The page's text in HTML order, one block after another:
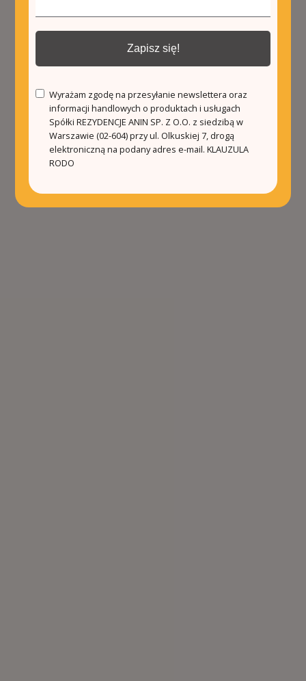
Zapisz się!
Wyrażam zgodę na przesyłanie newslettera oraz
informacji handlowych o produktach i usługach
Spółki REZYDENCJE ANIN SP. Z O.O. z siedzibą w
Warszawie (02-604) przy ul. Olkuskiej 7, drogą
elektroniczną na podany adres e-mail.KLAUZULA
RODO